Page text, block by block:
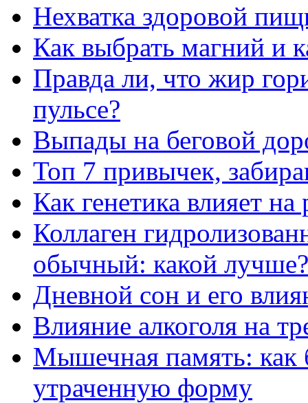
Нехватка здоровой
Как выбрать магний и
Правда ли, что жир
пульсе?
Выпады на беговой
Топ 7 привычек,
Как генетика влияет
Коллаген
обычный: какой лучше?
Дневной сон и его
Влияние алкоголя на
Мышечная память: как
утраченную форму